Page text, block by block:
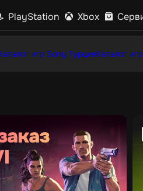
PlayStation Xbox
игр Sony ТурцияКаталог